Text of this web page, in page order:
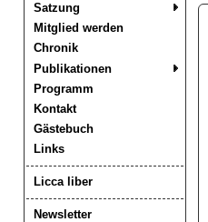
Satzung
Mitglied werden
Chronik
Publikationen
Programm
Kontakt
Gästebuch
Links
Licca liber
Newsletter